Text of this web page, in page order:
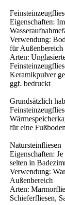
Eigenschaften:
Verwendung:
für Außenbereich
Arten:
Keramikpulver
ggf. bedruckt
Grundsätzlich
für eine
Natursteinfliesen
Eigenschaften:
selten in
Verwendung:
Außenbereich
Arten:
Schieferfliesen,